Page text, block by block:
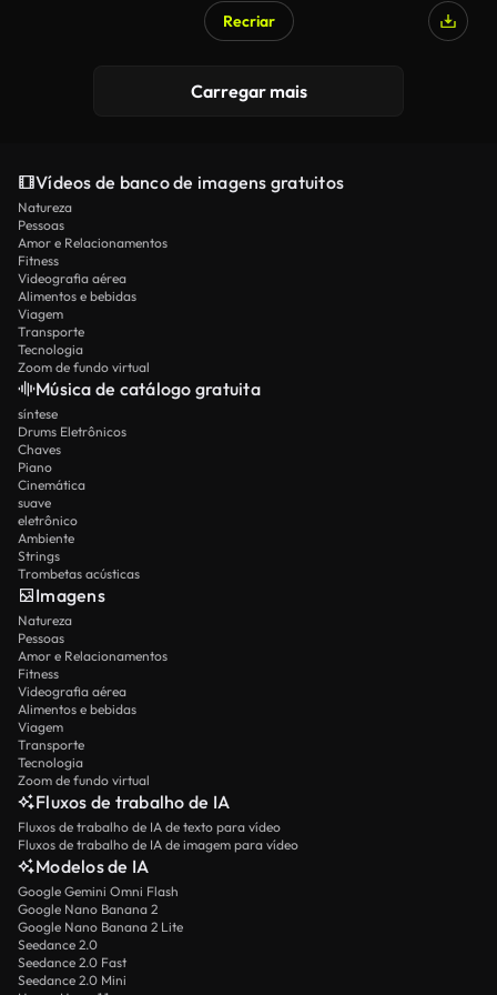
Recriar
Carregar mais
Vídeos de banco de imagens gratuitos
Natureza
Pessoas
Amor e Relacionamentos
Fitness
Videografia aérea
Alimentos e bebidas
Viagem
Transporte
Tecnologia
Zoom de fundo virtual
Música de catálogo gratuita
síntese
Drums Eletrônicos
Chaves
Piano
Cinemática
suave
eletrônico
Ambiente
Strings
Trombetas acústicas
Imagens
Natureza
Pessoas
Amor e Relacionamentos
Fitness
Videografia aérea
Alimentos e bebidas
Viagem
Transporte
Tecnologia
Zoom de fundo virtual
Fluxos de trabalho de IA
Fluxos de trabalho de IA de texto para vídeo
Fluxos de trabalho de IA de imagem para vídeo
Modelos de IA
Google Gemini Omni Flash
Google Nano Banana 2
Google Nano Banana 2 Lite
Seedance 2.0
Seedance 2.0 Fast
Seedance 2.0 Mini